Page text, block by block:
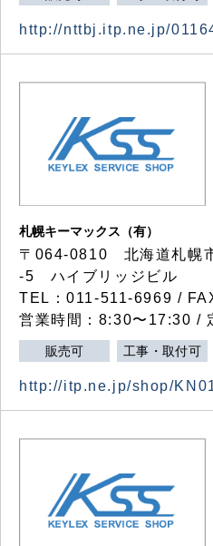
http://nttbj.itp.ne.jp/
札幌キーマックス（有）
〒064-0810 北海道札幌
-5 ハイブリッジビル
TEL：011-511-6969 /
営業時間：8:30〜17:30 /
販売可 工事・取付可
http://itp.ne.jp/shop/